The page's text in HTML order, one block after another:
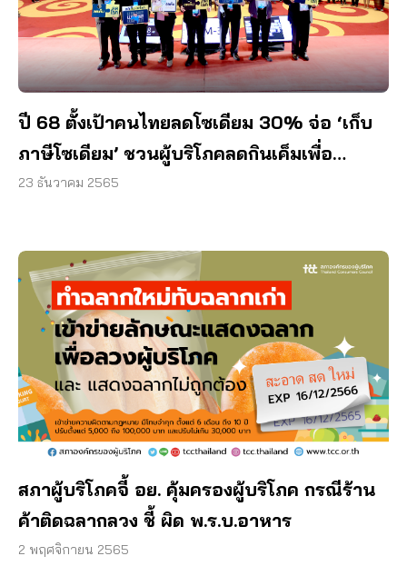
ปี 68 ตั้งเป้าคนไทยลดโซเดียม 30% จ่อ ‘เก็บ
ภาษีโซเดียม’ ชวนผู้บริโภคลดกินเค็มเพื่อ
สุขภาพ
23 ธันวาคม 2565
สภาผู้บริโภคจี้ อย. คุ้มครองผู้บริโภค กรณีร้าน
ค้าติดฉลากลวง ชี้ ผิด พ.ร.บ.อาหาร
2 พฤศจิกายน 2565